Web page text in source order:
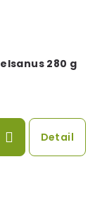
280 g
Detail